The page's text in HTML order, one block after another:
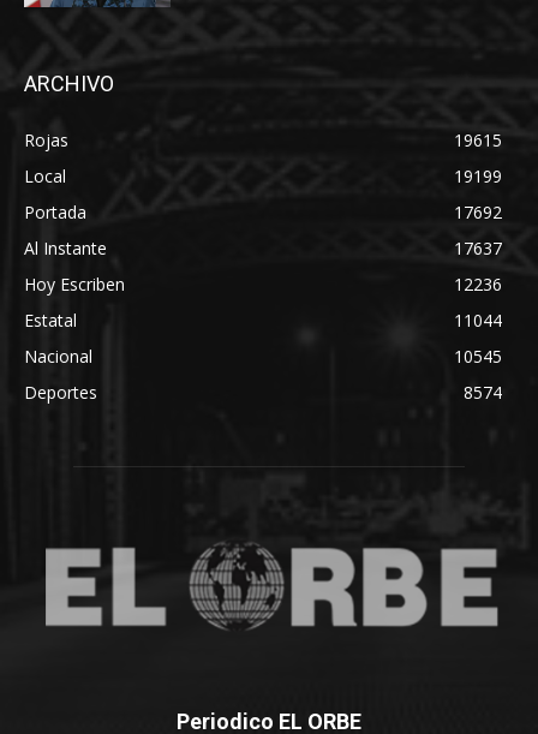
ARCHIVO
Rojas
19615
Local
19199
Portada
17692
Al Instante
17637
Hoy Escriben
12236
Estatal
11044
Nacional
10545
Deportes
8574
Periodico EL ORBE